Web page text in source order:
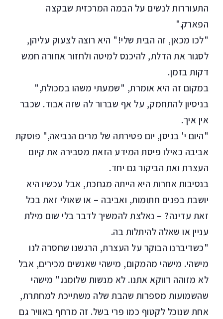
התעוררות לנשים על הבמה המרכזית שבקצה
הפארק."
"לכו מכאן, זה הבית שלי!" היא רוצה לצעוק עליהן,
לסגור את הדלת, להיכנס למיטה ולחזור אחורה חמש
דקות בזמן.
במקום זה היא אומרת, "שמעתי משהו במכולת,"
בניסיון להתחמק, על אף שברור לה שזה אבוד. שכבר
אין איך.
"היום י' בניסן, יום פטירתה של מרים הנביאה," פוסקת
אביבה כאילו פיסת המידע הזאת מסבירה את קיום
העצרת ואת הביקור גם יחד.
בנסיבות אחרות היא הייתה מגחכת, אבל עכשיו היא
יושבת בפנים חתומות, ואביבה – או שאולי זאת בכל
זאת עדינה? – נאלצת להמשיך לדבר בלי שום מילת
עניין או שאלה להיתלות בה.
"כשדיברנו הבוקר על העצרת, הרגשנו שחסרה לנו
מישהי. מישהי מהמקום, מישהי שאנשים מכירים, אבל
לא מזוהה דווקא אתנו. לא מנשות שלומנו." מישהי
שהשמועות מספרות שהבת שלה משתייכת למחתרת,
אחת שנוכל לקטוף כמו פרי בשל. זה מרחף באוויר גם